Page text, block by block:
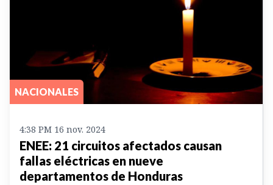
NACIONALES
4:38 PM 16 nov. 2024
ENEE: 21 circuitos afectados causan
fallas eléctricas en nueve
departamentos de Honduras